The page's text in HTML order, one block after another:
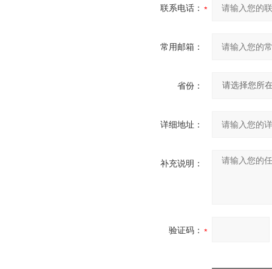
联系电话：
常用邮箱：
省份：
详细地址：
补充说明：
验证码：